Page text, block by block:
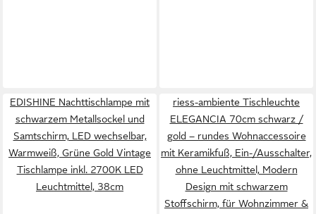
EDISHINE Nachttischlampe mit
schwarzem Metallsockel und
Samtschirm, LED wechselbar,
Warmweiß, Grüne Gold Vintage
Tischlampe inkl. 2700K LED
Leuchtmittel, 38cm
riess-ambiente Tischleuchte
ELEGANCIA 70cm schwarz /
gold – rundes Wohnaccessoire
mit Keramikfuß, Ein-/Ausschalter,
ohne Leuchtmittel, Modern
Design mit schwarzem
Stoffschirm, für Wohnzimmer &